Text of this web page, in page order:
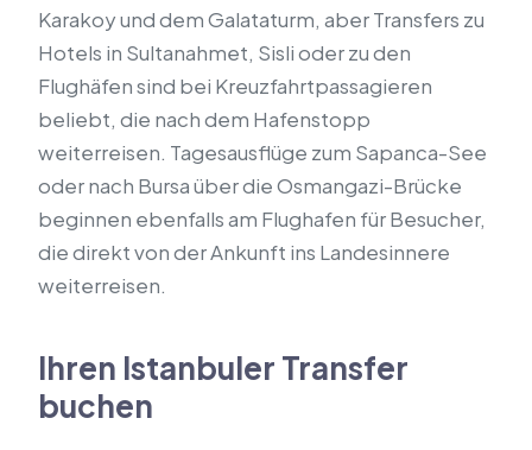
Karakoy und dem Galataturm, aber Transfers zu
Hotels in Sultanahmet, Sisli oder zu den
Flughäfen sind bei Kreuzfahrtpassagieren
beliebt, die nach dem Hafenstopp
weiterreisen. Tagesausflüge zum Sapanca-See
oder nach Bursa über die Osmangazi-Brücke
beginnen ebenfalls am Flughafen für Besucher,
die direkt von der Ankunft ins Landesinnere
weiterreisen.
Ihren Istanbuler Transfer
buchen